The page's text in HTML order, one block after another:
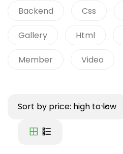
Backend Css
Gallery Html
Member Video
Sort by price: high to low